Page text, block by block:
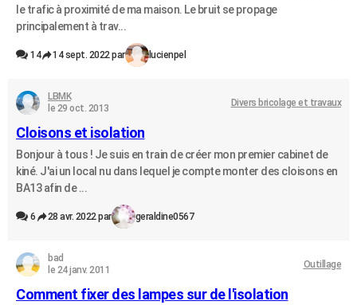
le trafic à proximité de ma maison. Le bruit se propage
principalement à trav...
14 14 sept. 2022 par lucienpel
LBMK
le 29 oct. 2013
Divers bricolage et travaux
Cloisons et isolation
Bonjour à tous ! Je suis en train de créer mon premier cabinet de
kiné. J'ai un local nu dans lequel je compte monter des cloisons en
BA13 afin de ...
6 28 avr. 2022 par geraldine0567
bad
le 24 janv. 2011
Outillage
Comment fixer des lampes sur de l'isolation